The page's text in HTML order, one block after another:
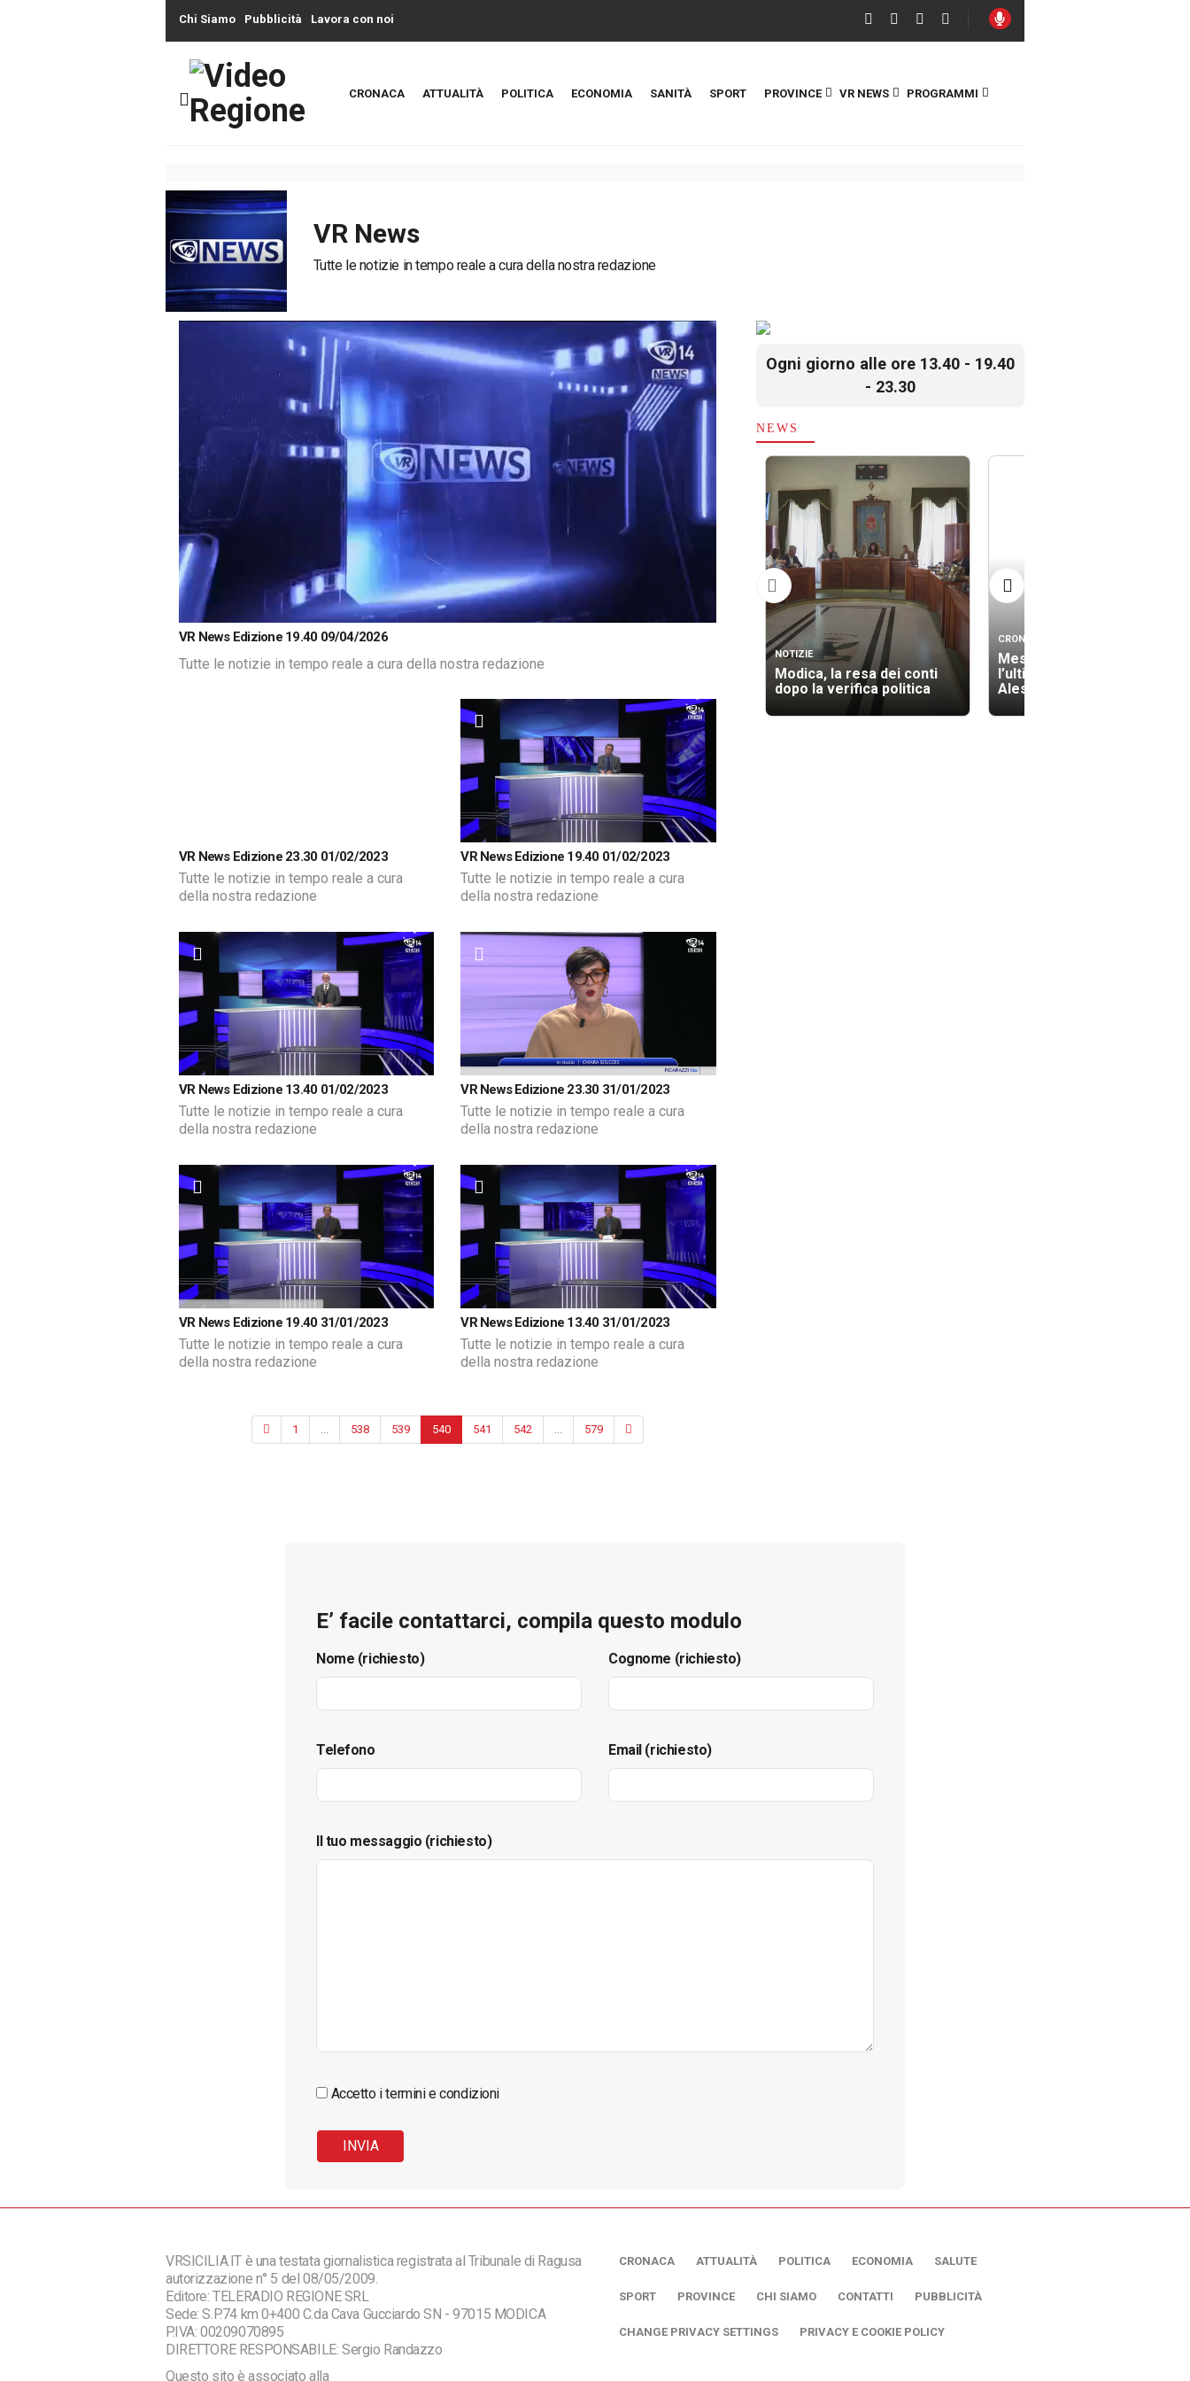
Chi Siamo Pubblicità Lavora con noi
CRONACA ATTUALITÀ POLITICA ECONOMIA SANITÀ SPORT PROVINCE VR NEWS PROGRAMMI
VR News
Tutte le notizie in tempo reale a cura della nostra redazione
1.27%
VR News Edizione 19.40 09/04/2026
Tutte le notizie in tempo reale a cura della nostra redazione
VR News Edizione 23.30 01/02/2023
Tutte le notizie in tempo reale a cura
della nostra redazione
VR News Edizione 19.40 01/02/2023
Tutte le notizie in tempo reale a cura
della nostra redazione
VR News Edizione 13.40 01/02/2023
Tutte le notizie in tempo reale a cura
della nostra redazione
VR News Edizione 23.30 31/01/2023
Tutte le notizie in tempo reale a cura
della nostra redazione
VR News Edizione 19.40 31/01/2023
Tutte le notizie in tempo reale a cura
della nostra redazione
VR News Edizione 13.40 31/01/2023
Tutte le notizie in tempo reale a cura
della nostra redazione
1 ... 538 539 540 541 542 ... 579
Ogni giorno alle ore 13.40 - 19.40
- 23.30
NEWS
NOTIZIE
Modica, la resa dei conti
dopo la verifica politica
CRONACA
Messina si ferma per
l’ultimo saluto ad
Alessandra Frazzica
E’ facile contattarci, compila questo modulo
Nome (richiesto) Cognome (richiesto)
Telefono Email (richiesto)
Il tuo messaggio (richiesto)
Accetto i termini e condizioni
VRSICILIA.IT è una testata giornalistica registrata al Tribunale di Ragusa
autorizzazione n° 5 del 08/05/2009.
Editore: TELERADIO REGIONE SRL
Sede: S.P.74 km 0+400 C.da Cava Gucciardo SN - 97015 MODICA
P.IVA: 00209070895
DIRETTORE RESPONSABILE: Sergio Randazzo
Questo sito è associato alla
CRONACA ATTUALITÀ POLITICA ECONOMIA SALUTE
SPORT PROVINCE CHI SIAMO CONTATTI PUBBLICITÀ
CHANGE PRIVACY SETTINGS PRIVACY E COOKIE POLICY